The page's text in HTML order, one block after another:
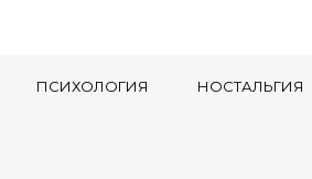
ПСИХОЛОГИЯ НОСТАЛЬГИЯ